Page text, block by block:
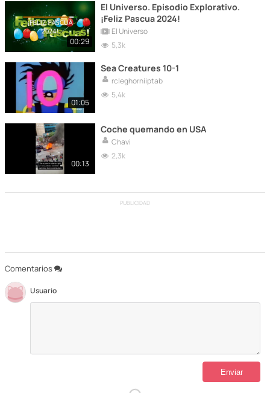
Comentarios
Usuario
00:29
El Universo. Episodio Explorativo.
¡Feliz Pascua 2024!
El Universo
5,3k
01:05
Sea Creatures 10-1
rcleghorniiptab
5,4k
00:13
Coche quemando en USA
Chavi
2,3k
PUBLICIDAD